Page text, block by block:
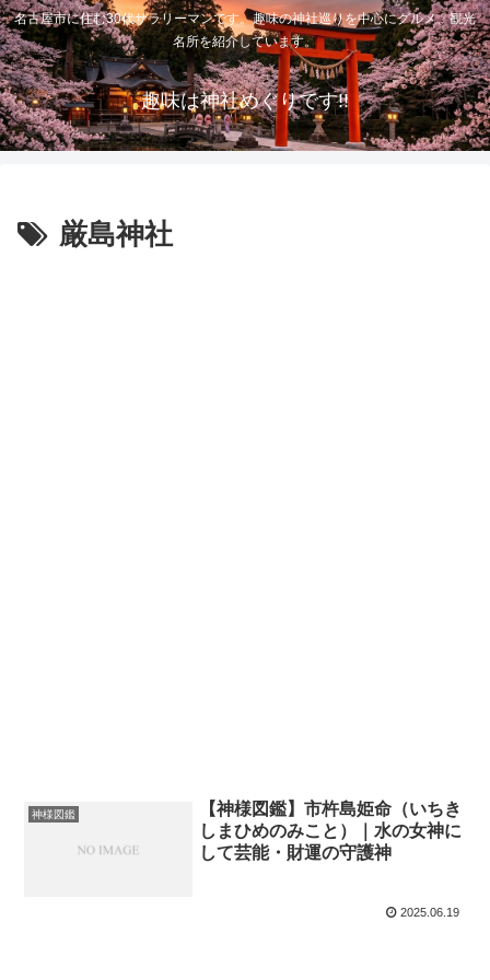
名古屋市に住む30代サラリーマンです。趣味の神社巡りを中心にグルメ、観光
名所を紹介しています。
趣味は神社めぐりです!!
厳島神社
神様図鑑
【神様図鑑】市杵島姫命（いちき
しまひめのみこと）｜水の女神に
して芸能・財運の守護神
2025.06.19